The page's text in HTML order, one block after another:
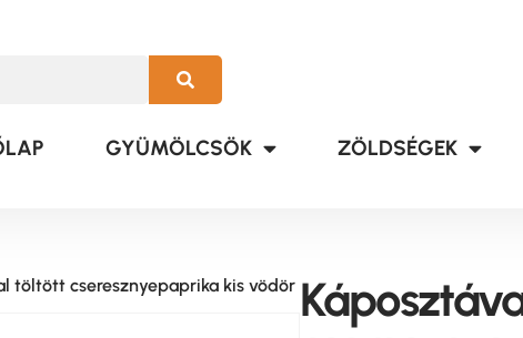
GYÜMÖLCSÖK ZÖLDSÉGEK
töltött cseresznyepaprika kis vödör